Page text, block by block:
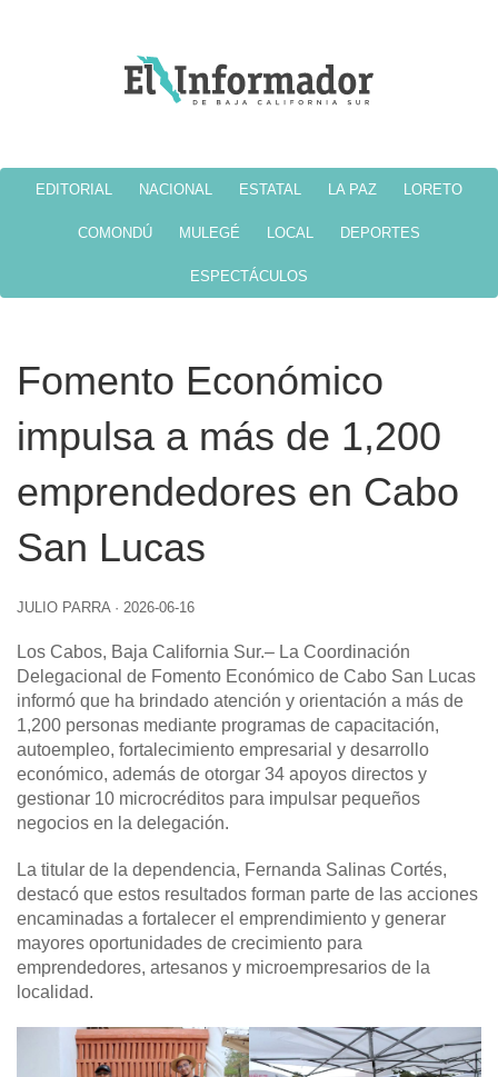
EDITORIAL NACIONAL ESTATAL LA PAZ LORETO
COMONDÚ MULEGÉ LOCAL DEPORTES
ESPECTÁCULOS
Fomento Económico
impulsa a más de 1,200
emprendedores en Cabo
San Lucas
JULIO PARRA · 2026-06-16
Los Cabos, Baja California Sur.– La Coordinación
Delegacional de Fomento Económico de Cabo San Lucas
informó que ha brindado atención y orientación a más de
1,200 personas mediante programas de capacitación,
autoempleo, fortalecimiento empresarial y desarrollo
económico, además de otorgar 34 apoyos directos y
gestionar 10 microcréditos para impulsar pequeños
negocios en la delegación.
La titular de la dependencia, Fernanda Salinas Cortés,
destacó que estos resultados forman parte de las acciones
encaminadas a fortalecer el emprendimiento y generar
mayores oportunidades de crecimiento para
emprendedores, artesanos y microempresarios de la
localidad.